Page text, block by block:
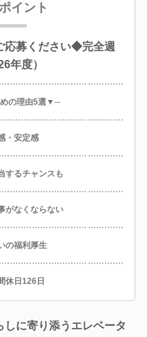
イント
募ください◆完全週
年度）
の理由5選▼─
・安定感
するチャンスも
がなくならない
の福利厚生
休日126日
しに寄り添うエレベータ